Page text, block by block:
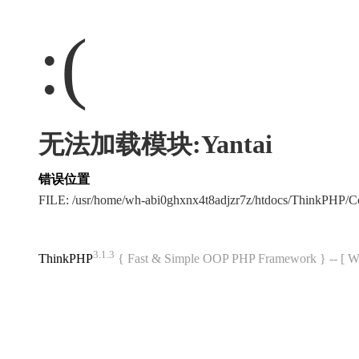
:(
无法加载模块:Yantai
错误位置
FILE: /usr/home/wh-abi0ghxnx4t8adjzr7z/htdocs/
ThinkPHP3.1.3 { Fast & Simple OOP PHP Framework } -- [